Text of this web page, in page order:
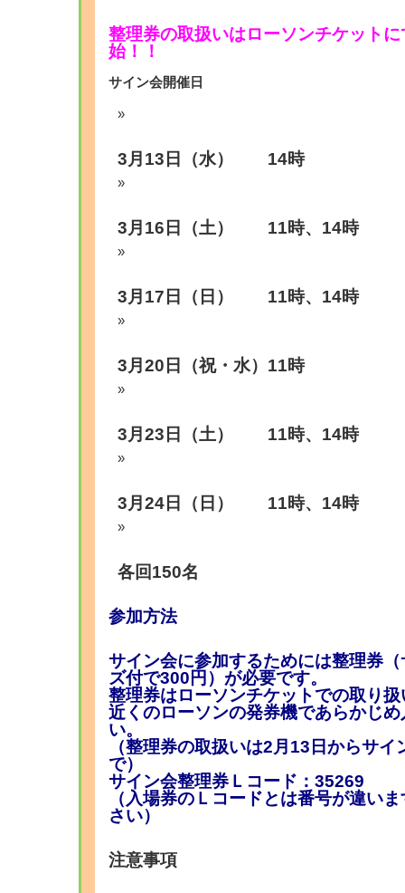
整理券の取扱いはローソンチケット
始！！
サイン会開催日
3月13日（水） 14時
3月16日（土） 11時、14時
3月17日（日） 11時、14時
3月20日（祝・水）11時
3月23日（土） 11時、14時
3月24日（日） 11時、14時
各回150名
参加方法
サイン会に参加するためには整理券
ズ付で300円）が必要です。
整理券はローソンチケットでの取り
近くのローソンの発券機であらかじ
い。
（整理券の取扱いは2月13日からサ
で）
サイン会整理券Ｌコード：35269
（入場券のＬコードとは番号が違い
さい）
注意事項